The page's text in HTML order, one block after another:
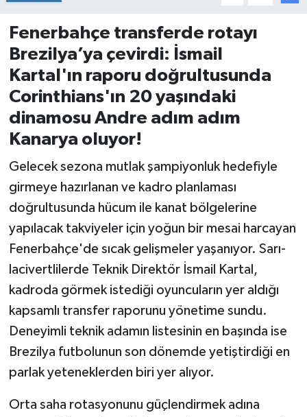
Fenerbahçe transferde rotayı
Brezilya’ya çevirdi: İsmail
Kartal'ın raporu doğrultusunda
Corinthians'ın 20 yaşındaki
dinamosu Andre adım adım
Kanarya oluyor!
Gelecek sezona mutlak şampiyonluk hedefiyle
girmeye hazırlanan ve kadro planlaması
doğrultusunda hücum ile kanat bölgelerine
yapılacak takviyeler için yoğun bir mesai harcayan
Fenerbahçe'de sıcak gelişmeler yaşanıyor. Sarı-
lacivertlilerde Teknik Direktör İsmail Kartal,
kadroda görmek istediği oyuncuların yer aldığı
kapsamlı transfer raporunu yönetime sundu.
Deneyimli teknik adamın listesinin en başında ise
Brezilya futbolunun son dönemde yetiştirdiği en
parlak yeteneklerden biri yer alıyor.
Orta saha rotasyonunu güçlendirmek adına
İvrindi
KENT GÜNDEMİ
Kepsut
KÜLTÜR-SANAT
MAGAZİN
MANŞET
Manyas
OTOMOTİV
Resmi İlanlar
SAĞLIK